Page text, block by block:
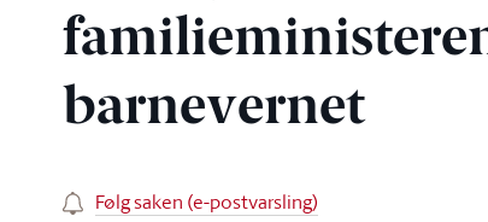
barnevernet
Følg saken (e-postvarsling)